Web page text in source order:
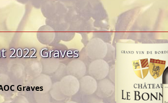
2022 Graves
Graves